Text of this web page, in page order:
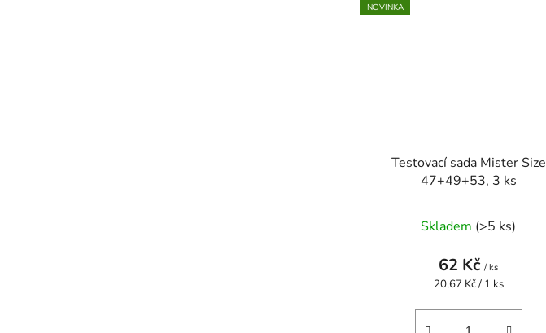
NOVINKA
Testovací sada Mister Size
47+49+53, 3 ks
hodnocení
produktu
je
z
Skladem (>5 ks)
62 Kč/ ks
Měrná
20,67 Kč / 1 ks